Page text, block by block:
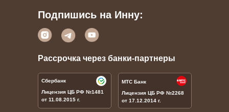
Подпишись на Инну:
Рассрочка через банки-партнеры
Сбербанк
Лицензия ЦБ РФ №1481
от 11.08.2015 г.
МТС Банк
Лицензия ЦБ РФ №2268
от 17.12.2014 г.